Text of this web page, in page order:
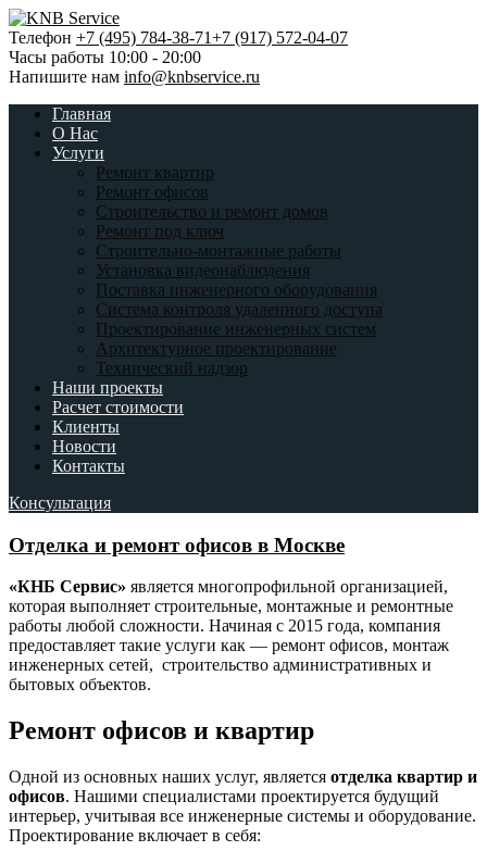
Телефон +7 (495) 784-38-71+7 (917) 572-04-07
Часы работы 10:00 - 20:00
Напишите нам info@knbservice.ru
Главная
О Нас
Услуги
Ремонт квартир
Ремонт офисов
Строительство и ремонт домов
Ремонт под ключ
Строительно-монтажные работы
Установка видеонаблюдения
Поставка инженерного оборудования
Система контроля удаленного доступа
Проектирование инженерных систем
Архитектурное проектирование
Технический надзор
Наши проекты
Расчет стоимости
Клиенты
Новости
Контакты
Консультация
Отделка и ремонт офисов в Москве
«КНБ Сервис» является многопрофильной организацией,
которая выполняет строительные, монтажные и ремонтные
работы любой сложности. Начиная с 2015 года, компания
предоставляет такие услуги как — ремонт офисов, монтаж
инженерных сетей, строительство административных и
бытовых объектов.
Ремонт офисов и квартир
Одной из основных наших услуг, является отделка квартир и
офисов. Нашими специалистами проектируется будущий
интерьер, учитывая все инженерные системы и оборудование.
Проектирование включает в себя: